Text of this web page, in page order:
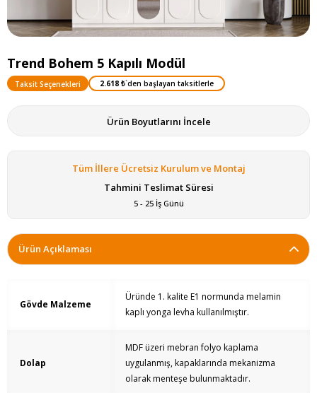
Trend Bohem 5 Kapılı Modül
Taksit Seçenekleri 2.618 ₺`den başlayan taksitlerle
Ürün Boyutlarını İncele
Tüm İllere Ücretsiz Kurulum ve Montaj
Tahmini Teslimat Süresi
5 - 25 İş Günü
Ürün Açıklaması
Gövde Malzeme
Üründe 1. kalite E1 normunda melamin
kaplı yonga levha kullanılmıştır.
Dolap
MDF üzeri mebran folyo kaplama
uygulanmış, kapaklarında mekanizma
olarak menteşe bulunmaktadır.